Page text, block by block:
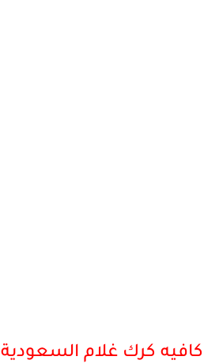
كافيه كرك غلام السعودية